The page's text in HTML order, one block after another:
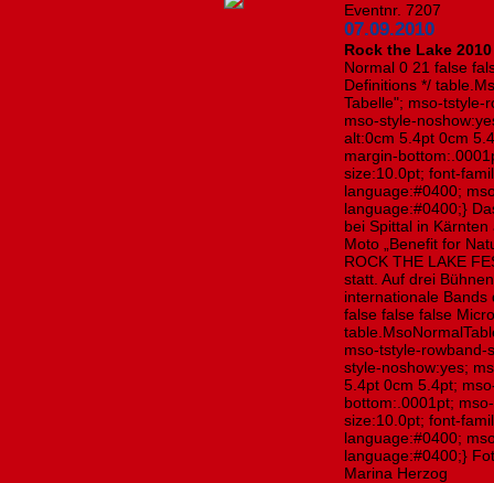
Eventnr. 7207
07.09.2010
Rock the Lake
Normal 0 21 false
Definitions */
Tabelle"; mso-tstyle-
mso-style-
alt:0cm 5.4pt 0cm
margin-
size:10.0pt; font-
language:#0400;
language:#0400;}
bei Spittal in
Moto „Benefit for
ROCK THE LAKE
statt. Auf drei
internationale
false false false
mso-tstyle-rowband-
style-noshow:yes;
5.4pt 0cm 5.4pt;
bottom:.0001pt;
size:10.0pt; font-
language:#0400;
language:#0400;}
Marina Herzog